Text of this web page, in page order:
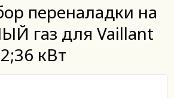
переналадки на
газ для Vaillant
кВт